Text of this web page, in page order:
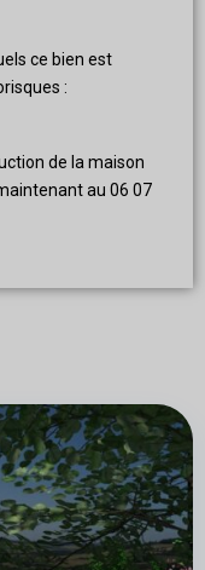
ce bien est
:
de la maison
au 06 07